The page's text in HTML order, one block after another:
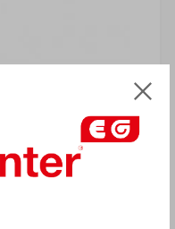
в наявності»
терміном
. Термін поставки
у Продавця.